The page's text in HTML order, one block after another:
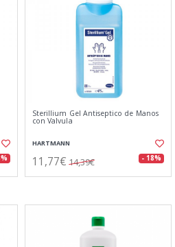
Sterillium Gel Antiseptico de Manos
con Valvula
HARTMANN
11,77€ 14,39€ - 18%